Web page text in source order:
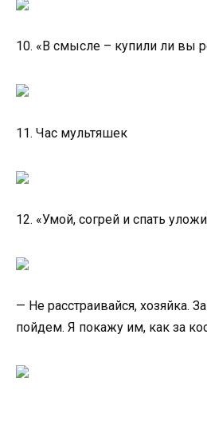
10. «В смысле – купили ли вы
11. Час мультяшек
12. «Умой, согрей и спать
— Не расстраивайся, хозяйка.
пойдем. Я покажу им, как за